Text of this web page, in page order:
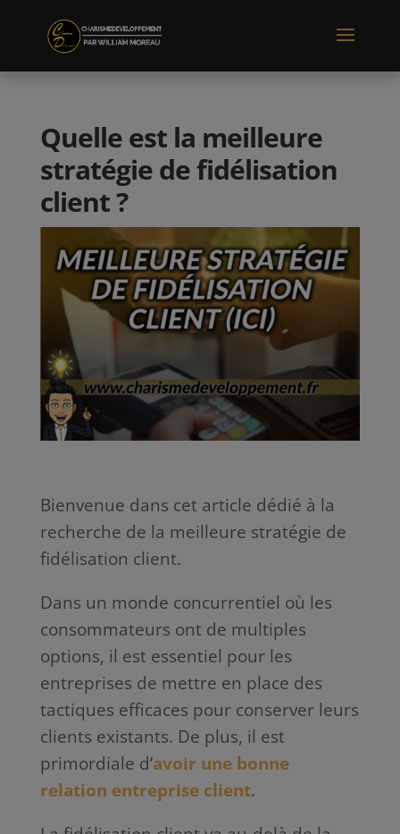
Quelle est la meilleure
stratégie de fidélisation
client ?
Bienvenue dans cet article dédié à la
recherche de la meilleure stratégie de
fidélisation client.
Dans un monde concurrentiel où les
consommateurs ont de multiples
options, il est essentiel pour les
entreprises de mettre en place des
tactiques efficaces pour conserver leurs
clients existants. De plus, il est
primordiale d’avoir une bonne
relation entreprise client.